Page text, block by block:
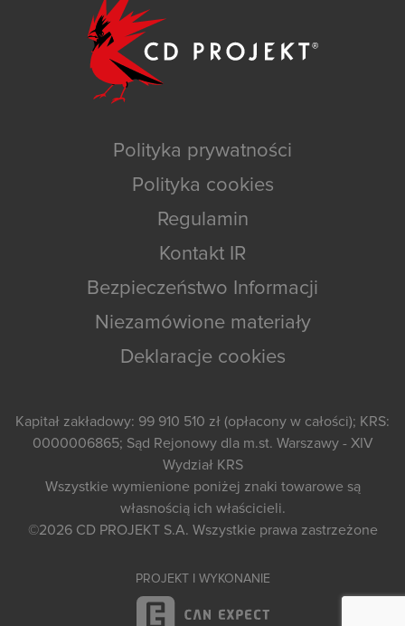
Polityka prywatności
Polityka cookies
Regulamin
Kontakt IR
Bezpieczeństwo Informacji
Niezamówione materiały
Deklaracje cookies
Kapitał zakładowy: 99 910 510 zł (opłacony w całości); KRS:
0000006865; Sąd Rejonowy dla m.st. Warszawy - XIV
Wydział KRS
Wszystkie wymienione poniżej znaki towarowe są
własnością ich właścicieli.
©2026 CD PROJEKT S.A. Wszystkie prawa zastrzeżone
PROJEKT I WYKONANIE